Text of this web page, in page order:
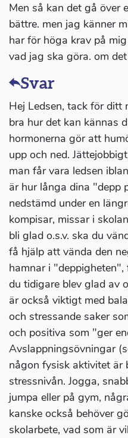
Men så kan det gå över
bättre. men jag känner
har för höga krav på
vad jag ska göra. om
Svar
Hej Ledsen, tack för ditt
bra hur det kan kännas
hormonerna gör att
upp och ned.
man får vara ledsen
är hur långa dina "depp
nedstämd under en
kompisar, missar i
bli glad o.s.v. ska du
få hjälp att vända den
hamnar i
du tidigare blev glad av
är också viktigt med
och stressande saker
och positiva som "ger
Avslappningsövningar
någon fysisk aktivitet är
stressnivån. Jogga,
jumpa eller på gym,
kanske också behöver
skolarbete, vad som är